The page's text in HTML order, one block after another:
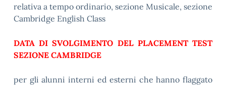
relativa a tempo ordinario, sezione Musicale, sezione
Cambridge English Class
DATA DI SVOLGIMENTO DEL PLACEMENT TEST
SEZIONE CAMBRIDGE
per gli alunni interni ed esterni che hanno flaggato